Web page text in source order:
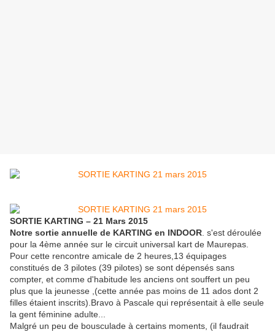
SORTIE KARTING – 21 Mars 2015
Notre sortie annuelle de KARTING en INDOOR . s'est déroulée
pour la 4ème année sur le circuit universal kart de Maurepas.
Pour cette rencontre amicale de 2 heures,13 équipages
constitués de 3 pilotes (39 pilotes) se sont dépensés sans
compter, et comme d'habitude les anciens ont souffert un peu
plus que la jeunesse ,(cette année pas moins de 11 ados dont 2
filles étaient inscrits).Bravo à Pascale qui représentait à elle seule
la gent féminine adulte...
Malgré un peu de bousculade à certains moments, (il faudrait